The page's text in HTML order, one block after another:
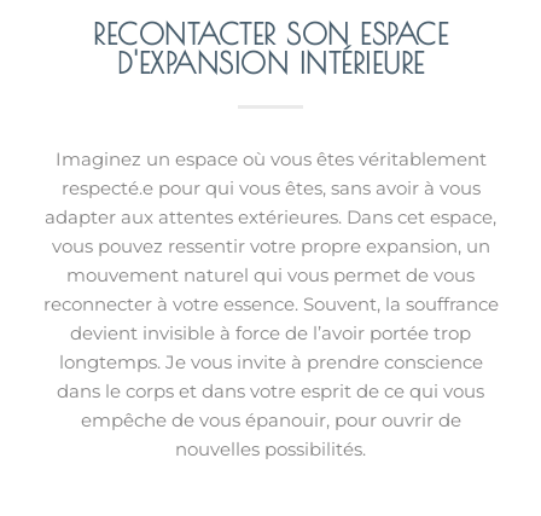
RECONTACTER SON ESPACE
D'EXPANSION INTÉRIEURE
Imaginez un espace où vous êtes véritablement
respecté.e pour qui vous êtes, sans avoir à vous
adapter aux attentes extérieures. Dans cet espace,
vous pouvez ressentir votre propre expansion, un
mouvement naturel qui vous permet de vous
reconnecter à votre essence. Souvent, la souffrance
devient invisible à force de l’avoir portée trop
longtemps. Je vous invite à prendre conscience
dans le corps et dans votre esprit de ce qui vous
empêche de vous épanouir, pour ouvrir de
nouvelles possibilités.